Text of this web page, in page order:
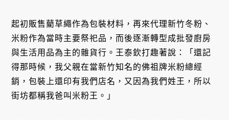
起初販售藺草繩作為包裝材料，再來代理新竹冬粉、
米粉作為當時主要祭祀品，而後逐漸轉型成批發廚房
與生活用品為主的雜貨行。王泰欽打趣著說：「還記
得那時候，我父親在當新竹知名的佛祖牌米粉總經
銷，包裝上還印有我們店名，又因為我們姓王，所以
街坊都稱我爸叫米粉王。」